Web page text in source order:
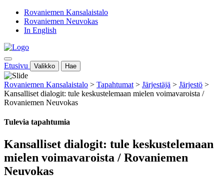
Rovaniemen Kansalaistalo
Rovaniemen Neuvokas
In English
Etusivu Valikko Hae
Rovaniemen Kansalaistalo > Tapahtumat > Järjestäjä > Järjestö >
Kansalliset dialogit: tule keskustelemaan mielen voimavaroista /
Rovaniemen Neuvokas
Tulevia tapahtumia
Kansalliset dialogit: tule keskustelemaan
mielen voimavaroista / Rovaniemen
Neuvokas